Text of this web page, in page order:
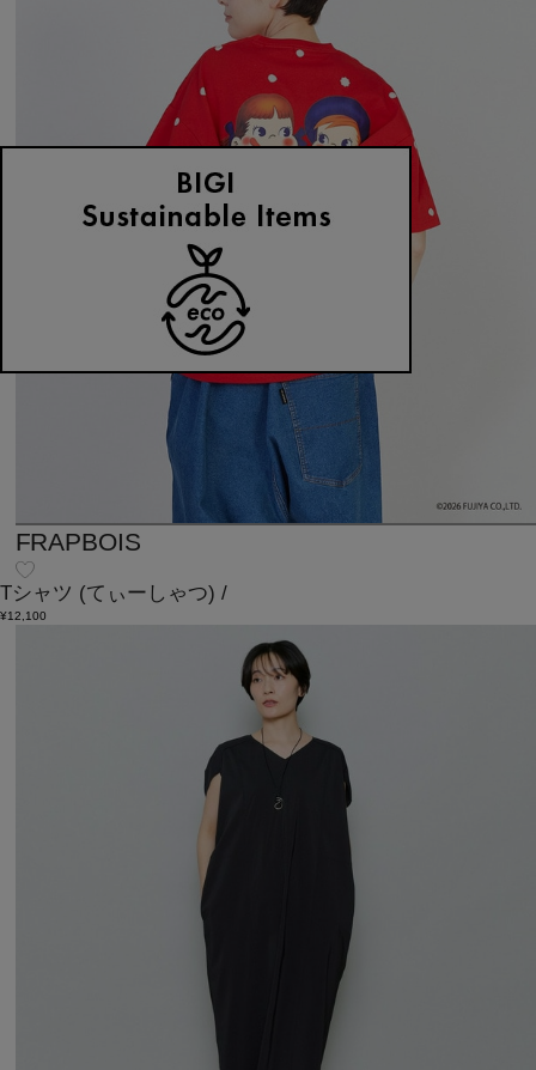
FRAPBOIS
Tシャツ (てぃーしゃつ) /
¥12,100